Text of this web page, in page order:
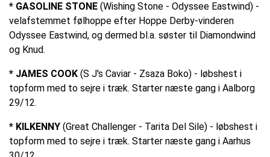
* GASOLINE STONE (Wishing Stone - Odyssee Eastwind) -
velafstemmet følhoppe efter Hoppe Derby-vinderen
Odyssee Eastwind, og dermed bl.a. søster til Diamondwind
og Knud.
* JAMES COOK (S J's Caviar - Zsaza Boko) - løbshest i
topform med to sejre i træk. Starter næste gang i Aalborg
29/12.
* KILKENNY (Great Challenger - Tarita Del Sile) - løbshest i
topform med to sejre i træk. Starter næste gang i Aarhus